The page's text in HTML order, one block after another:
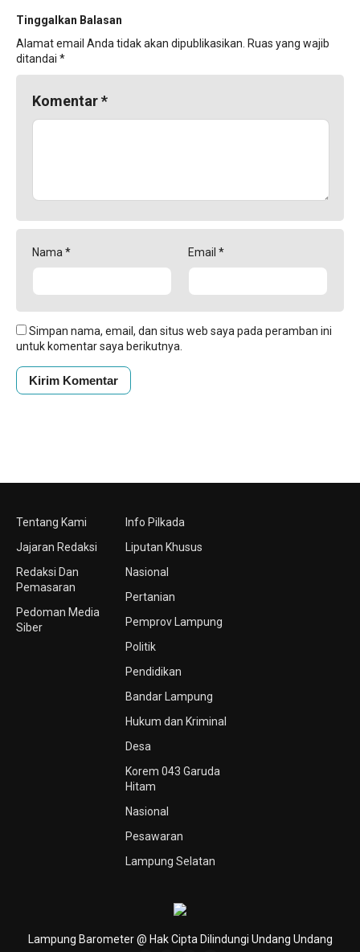
Tinggalkan Balasan
Alamat email Anda tidak akan dipublikasikan. Ruas yang wajib
ditandai *
Komentar*
Nama * Email *
Simpan nama, email, dan situs web saya pada peramban ini
untuk komentar saya berikutnya.
Tentang Kami
Jajaran Redaksi
Redaksi Dan
Pemasaran
Pedoman Media
Siber
Info Pilkada
Liputan Khusus
Nasional
Pertanian
Pemprov Lampung
Politik
Pendidikan
Bandar Lampung
Hukum dan Kriminal
Desa
Korem 043 Garuda
Hitam
Nasional
Pesawaran
Lampung Selatan
Lampung Barometer @ Hak Cipta Dilindungi Undang Undang